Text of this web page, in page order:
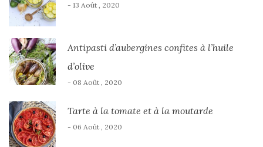
- 13 Août , 2020
Antipasti d’aubergines confites à l’huile
d’olive
- 08 Août , 2020
Tarte à la tomate et à la moutarde
- 06 Août , 2020